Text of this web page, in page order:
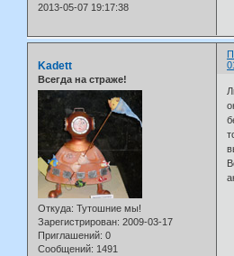
2013-05-07 19:17:38
Kadett
Всегда на страже!
Откуда: Тутошние мы!
Зарегистрирован: 2009-03-17
Приглашений: 0
Сообщений: 1491